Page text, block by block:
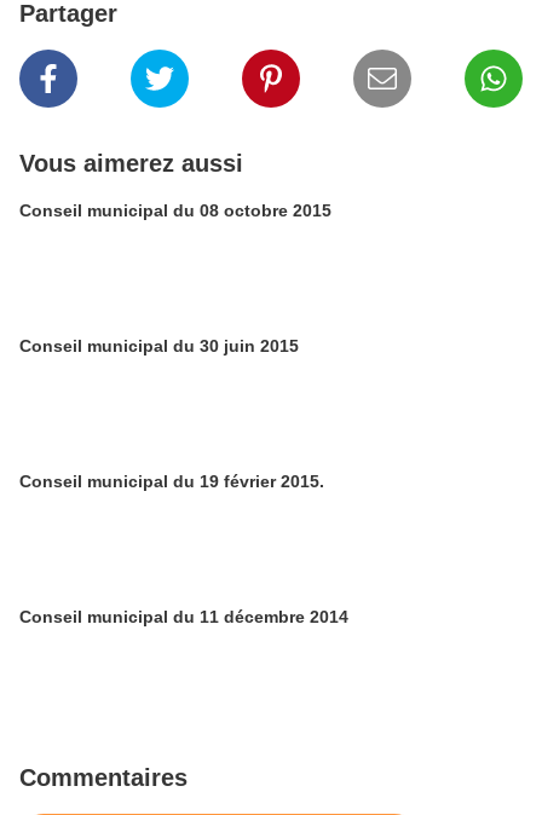
Partager
Vous aimerez aussi
Conseil municipal du 08 octobre 2015
Conseil municipal du 30 juin 2015
Conseil municipal du 19 février 2015.
Conseil municipal du 11 décembre 2014
Commentaires